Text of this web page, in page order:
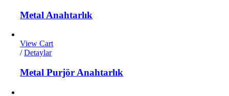
Metal Anahtarlık
View Cart
/ Detaylar
Metal Purjör Anahtarlık